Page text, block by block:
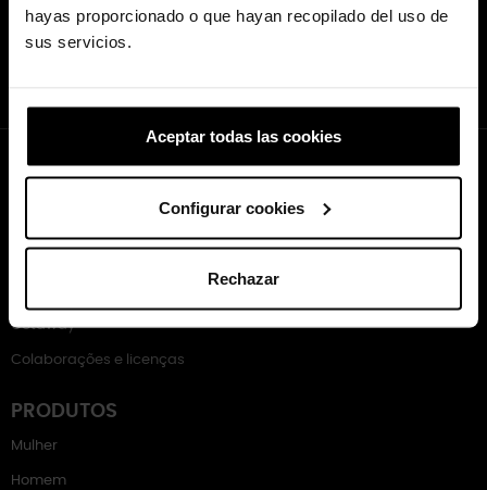
hayas proporcionado o que hayan recopilado del uso de
sus servicios.
Aceptar todas las cookies
Configurar cookies
Rechazar
#Localize sua loja
#CrocsSpain
Getaway
Colaborações e licenças
PRODUTOS
Mulher
Homem